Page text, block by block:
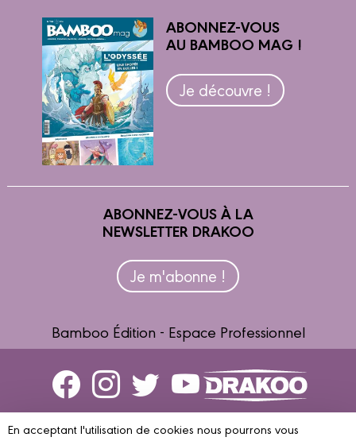
ABONNEZ-VOUS
AU BAMBOO MAG !
Je découvre !
ABONNEZ-VOUS À LA
NEWSLETTER DRAKOO
Je m'abonne !
Bamboo Édition - Espace Professionnel
Contactez-nous
En acceptant l'utilisation de cookies nous pourrons vous